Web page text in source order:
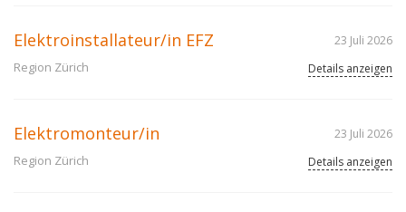
Elektroinstallateur/in EFZ
Region Zürich
23 Juli 2026
Details anzeigen
Elektromonteur/in
Region Zürich
23 Juli 2026
Details anzeigen